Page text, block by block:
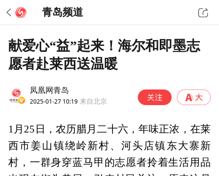
青岛频道
献爱心“益”起来！海尔和即墨志
愿者赴莱西送温暖
凤凰网青岛
2025-01-27 10:19 来自北京
1月25日，农历腊月二十六，年味正浓，在莱
西市姜山镇绕岭新村、河头店镇东大寨新
村，一群身穿蓝马甲的志愿者拎着生活用品